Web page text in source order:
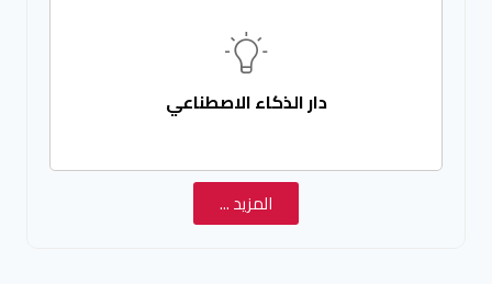
دار الذكاء الاصطناعي
المزيد ...